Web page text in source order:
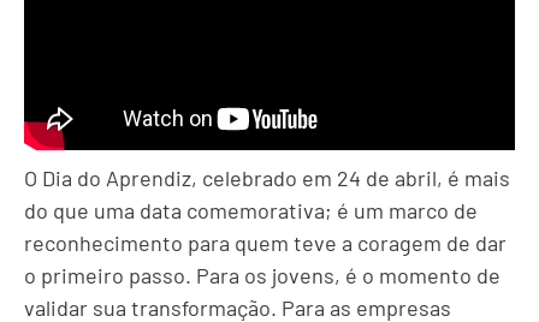
O Dia do Aprendiz, celebrado em 24 de abril, é mais
do que uma data comemorativa; é um marco de
reconhecimento para quem teve a coragem de dar
o primeiro passo. Para os jovens, é o momento de
validar sua transformação. Para as empresas